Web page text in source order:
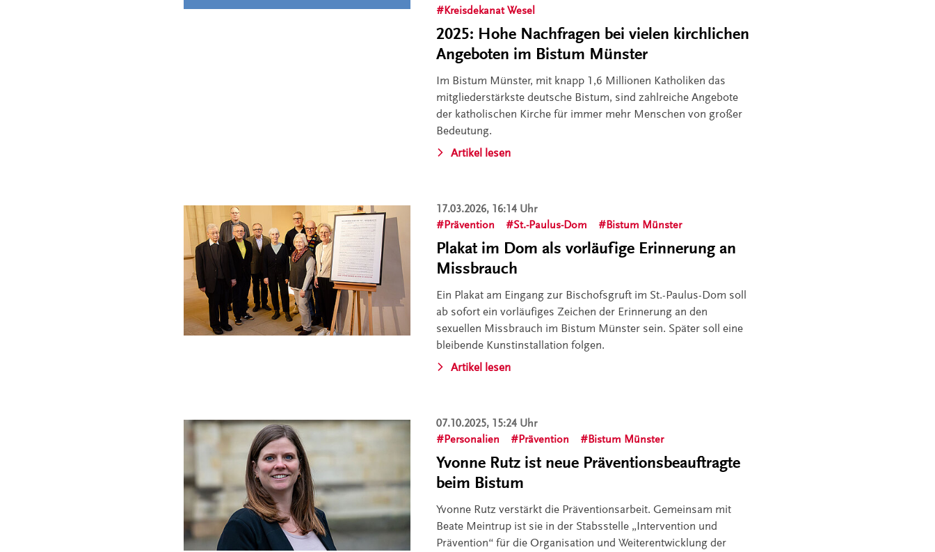
Kreisdekanat Wesel
2025: Hohe Nachfragen bei vielen kirchlichen
Angeboten im Bistum Münster
Im Bistum Münster, mit knapp 1,6 Millionen Katholiken das
mitgliederstärkste deutsche Bistum, sind zahlreiche Angebote
der katholischen Kirche für immer mehr Menschen von großer
Bedeutung.
Artikel lesen
17.03.2026, 16:14 Uhr
Prävention
St.-Paulus-Dom Bistum Münster
Plakat im Dom als vorläufige Erinnerung an
Missbrauch
Ein Plakat am Eingang zur Bischofsgruft im St.-Paulus-Dom soll
ab sofort ein vorläufiges Zeichen der Erinnerung an den
sexuellen Missbrauch im Bistum Münster sein. Später soll eine
bleibende Kunstinstallation folgen.
Artikel lesen
07.10.2025, 15:24 Uhr
Personalien
Prävention Bistum Münster
Yvonne Rutz ist neue Präventionsbeauftragte
beim Bistum
Yvonne Rutz verstärkt die Präventionsarbeit. Gemeinsam mit
Beate Meintrup ist sie in der Stabsstelle „Intervention und
Prävention“ für die Organisation und Weiterentwicklung der